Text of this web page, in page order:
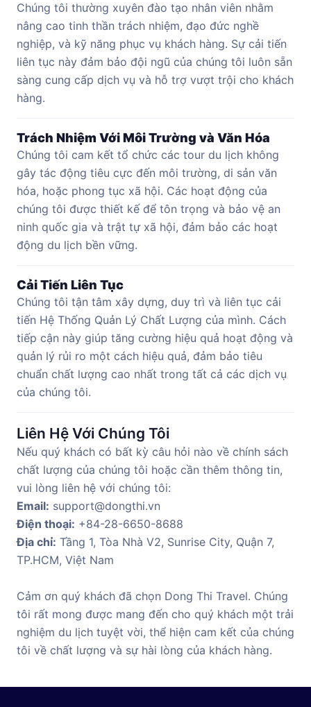
Chúng tôi thường xuyên đào tạo nhân viên nhằm
nâng cao tinh thần trách nhiệm, đạo đức nghề
nghiệp, và kỹ năng phục vụ khách hàng. Sự cải tiến
liên tục này đảm bảo đội ngũ của chúng tôi luôn sẵn
sàng cung cấp dịch vụ và hỗ trợ vượt trội cho khách
hàng.
Trách Nhiệm Với Môi Trường và Văn Hóa
Chúng tôi cam kết tổ chức các tour du lịch không
gây tác động tiêu cực đến môi trường, di sản văn
hóa, hoặc phong tục xã hội. Các hoạt động của
chúng tôi được thiết kế để tôn trọng và bảo vệ an
ninh quốc gia và trật tự xã hội, đảm bảo các hoạt
động du lịch bền vững.
Cải Tiến Liên Tục
Chúng tôi tận tâm xây dựng, duy trì và liên tục cải
tiến Hệ Thống Quản Lý Chất Lượng của mình. Cách
tiếp cận này giúp tăng cường hiệu quả hoạt động và
quản lý rủi ro một cách hiệu quả, đảm bảo tiêu
chuẩn chất lượng cao nhất trong tất cả các dịch vụ
của chúng tôi.
Liên Hệ Với Chúng Tôi
Nếu quý khách có bất kỳ câu hỏi nào về chính sách
chất lượng của chúng tôi hoặc cần thêm thông tin,
vui lòng liên hệ với chúng tôi:
Email: support@dongthi.vn
Điện thoại: +84-28-6650-8688
Địa chỉ: Tầng 1, Tòa Nhà V2, Sunrise City, Quận 7,
TP.HCM, Việt Nam
Cảm ơn quý khách đã chọn Dong Thi Travel. Chúng
tôi rất mong được mang đến cho quý khách một trải
nghiệm du lịch tuyệt vời, thể hiện cam kết của chúng
tôi về chất lượng và sự hài lòng của khách hàng.